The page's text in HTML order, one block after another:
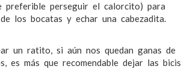
preferible perseguir el calorcito) para
los bocatas y echar una cabezadita.
un ratito, si aún nos quedan ganas de
es más que recomendable dejar las bicis